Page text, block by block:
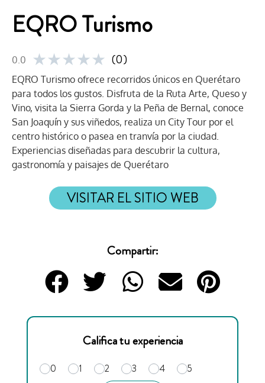
EQRO Turismo
0.0 ★★★★★ (0)
EQRO Turismo ofrece recorridos únicos en Querétaro
para todos los gustos. Disfruta de la Ruta Arte, Queso y
Vino, visita la Sierra Gorda y la Peña de Bernal, conoce
San Joaquín y sus viñedos, realiza un City Tour por el
centro histórico o pasea en tranvía por la ciudad.
Experiencias diseñadas para descubrir la cultura,
gastronomía y paisajes de Querétaro
VISITAR EL SITIO WEB
Compartir:
Califica tu experiencia
0 1 2 3 4 5